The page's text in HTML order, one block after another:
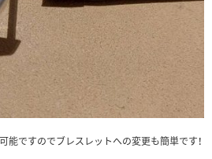
能ですのでブレスレットへの変更も簡単です！